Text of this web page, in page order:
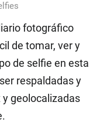
fotográfico
de tomar, ver y
de selfie en esta
respaldadas y
geolocalizadas